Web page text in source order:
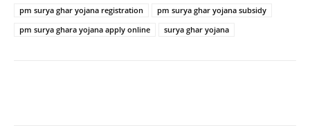
pm surya ghar yojana registration
pm surya ghar yojana subsidy
pm surya ghara yojana apply online
surya ghar yojana